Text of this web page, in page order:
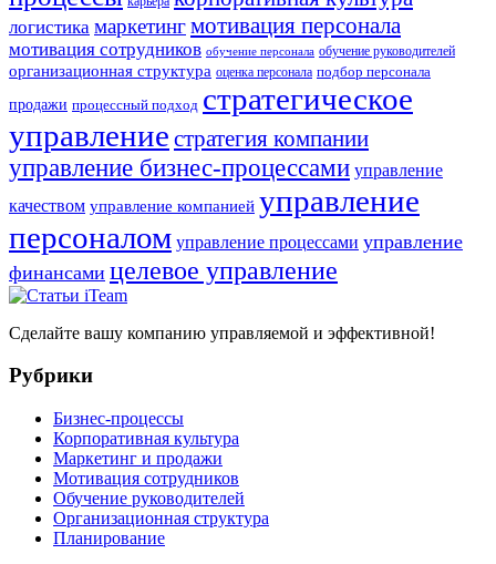
логистика маркетингмотивация персонала
мотивация сотрудников обучение персонала обучение руководителей
организационная структура оценка персонала подбор персонала
продажи процессный подход стратегическое
управление стратегия компании
управление бизнес-процессами управление
качеством управление компанией управление
персоналом управление процессами управление
финансами целевое управление
Сделайте вашу компанию управляемой и эффективной!
Рубрики
Бизнес-процессы
Корпоративная культура
Маркетинг и продажи
Мотивация сотрудников
Обучение руководителей
Организационная структура
Планирование